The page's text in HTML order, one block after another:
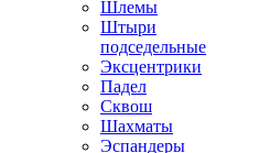
Шлемы
Штыри
подседельные
Эксцентрики
Падел
Сквош
Шахматы
Эспандеры